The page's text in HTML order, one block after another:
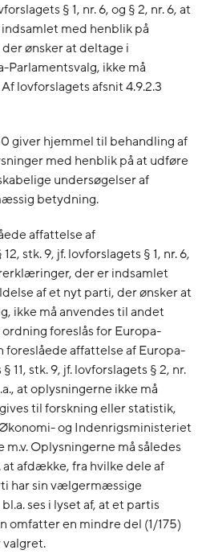
§ 1, nr. 6, og § 2, nr. 6, at
med henblik på
ønsker at deltage i
Parlamentsvalg, ikke må
lovforslagets afsnit 4.9.2.3
giver hjemmel til behandling af
med henblik på at udføre
undersøgelser af
betydning.
affattelse af
stk. 9, jf. lovforslagets § 1, nr. 6,
der er indsamlet
af et nyt parti, der ønsker at
ikke må anvendes til andet
foreslås for Europa-
foreslåede affattelse af Europa-
11, stk. 9, jf. lovforslagets § 2, nr.
at oplysningerne ikke må
til forskning eller statistik,
og Indenrigsministeriet
Oplysningerne må således
at afdække, fra hvilke dele af
har sin vælgermæssige
ses i lyset af, at et partis
en mindre del (1/175)